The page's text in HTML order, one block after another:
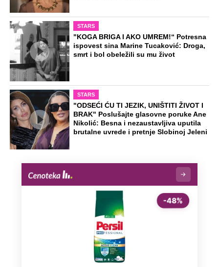
STARS
"KOGA BRIGA I AKO UMREM!“ Potresna
ispovest sina Marine Tucaković: Droga,
smrt i bol obeležili su mu život
STARS
"ODSEĆI ĆU TI JEZIK, UNIŠTITI ŽIVOT I
BRAK" Poslušajte glasovne poruke Ane
Nikolić: Besna i nezaustavljiva uputila
brutalne uvrede i pretnje Slobinoj Jeleni